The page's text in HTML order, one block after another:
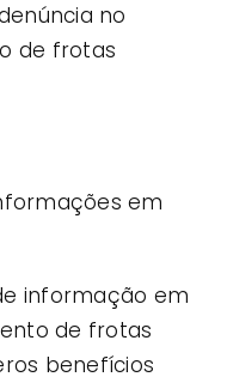
no
de frotas
em
informação em
de frotas
benefícios